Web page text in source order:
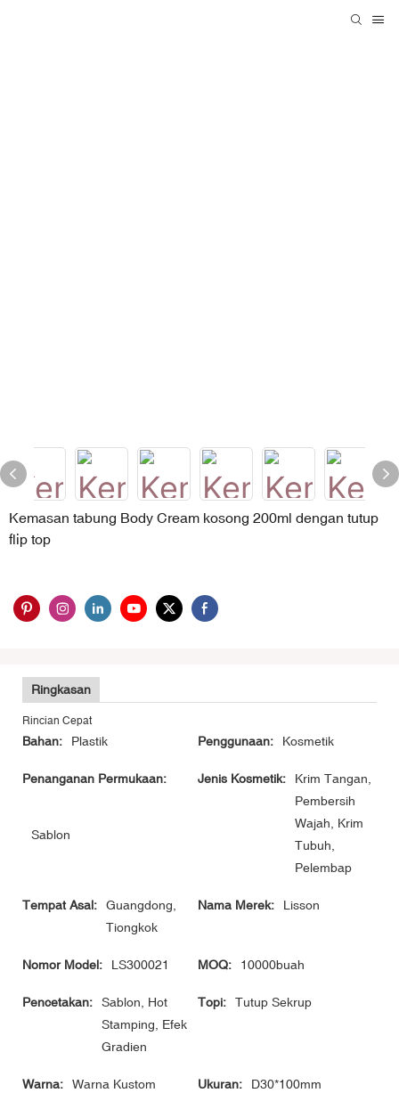
Kemasan tabung Body Cream kosong 200ml dengan tutup
flip top
Ringkasan
Rincian Cepat
Bahan: Plastik Penggunaan: Kosmetik
Penanganan Permukaan:
Sablon
Jenis Kosmetik:
Krim Tangan,
Pembersih
Wajah, Krim
Tubuh,
Pelembap
Tempat Asal:
Guangdong,
Tiongkok
Nama Merek: Lisson
Nomor Model: LS300021 MOQ: 10000buah
Pencetakan:
Sablon, Hot
Stamping, Efek
Gradien
Topi: Tutup Sekrup
Warna: Warna Kustom Ukuran: D30*100mm